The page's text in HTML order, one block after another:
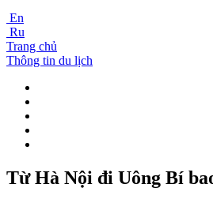
En
Ru
Trang chủ
Thông tin du lịch
Từ Hà Nội đi Uông Bí